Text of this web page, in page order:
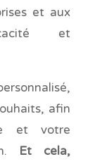
et aux
et
afin
et votre
Et cela,